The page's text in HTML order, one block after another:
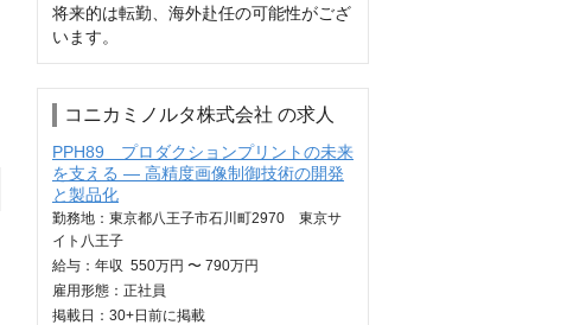
将来的は転勤、海外赴任の可能性がござ
います。
コニカミノルタ株式会社 の求人
PPH89 プロダクションプリントの未来
を支える ― 高精度画像制御技術の開発
と製品化
勤務地：東京都八王子市石川町2970 東京サ
イト八王子
給与： 年収 550万円 〜 790万円
雇用形態：正社員
掲載日： 30+日 前に掲載